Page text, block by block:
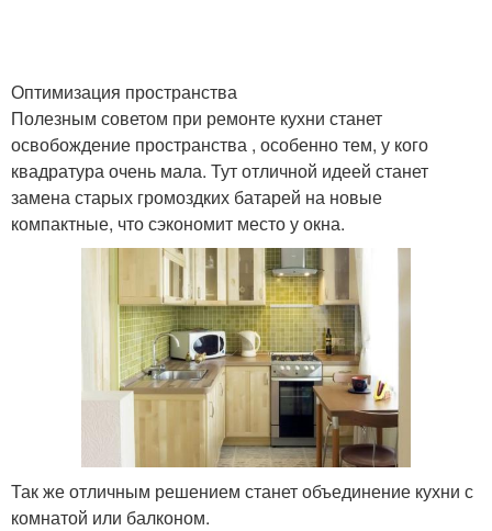
Оптимизация пространства
Полезным советом при ремонте кухни станет
освобождение пространства , особенно тем, у кого
квадратура очень мала. Тут отличной идеей станет
замена старых громоздких батарей на новые
компактные, что сэкономит место у окна.
Так же отличным решением станет объединение кухни с
комнатой или балконом.